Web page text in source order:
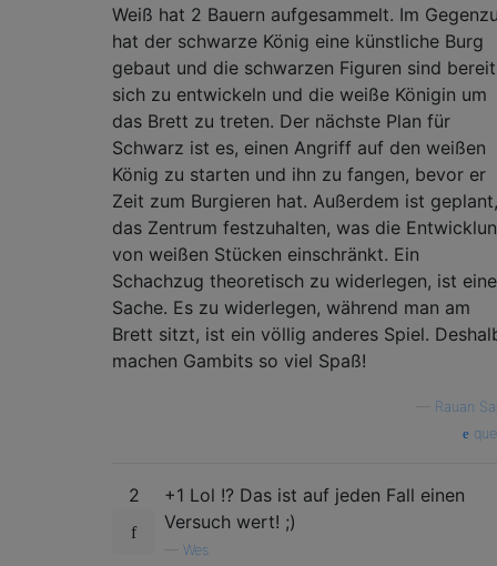
Weiß hat 2 Bauern aufgesammelt. Im
hat der schwarze König eine künstliche Burg
gebaut und die schwarzen Figuren sind
sich zu entwickeln und die weiße Königin um
das Brett zu treten. Der nächste Plan für
Schwarz ist es, einen Angriff auf den weißen
König zu starten und ihn zu fangen, bevor er
Zeit zum Burgieren hat. Außerdem ist geplant,
das Zentrum festzuhalten, was die
von weißen Stücken einschränkt. Ein
Schachzug theoretisch zu widerlegen, ist eine
Sache. Es zu widerlegen, während man am
Brett sitzt, ist ein völlig anderes Spiel.
machen Gambits so viel Spaß!
Rauan
2
+1 Lol !? Das ist auf jeden Fall einen
Versuch wert! ;)
Wes